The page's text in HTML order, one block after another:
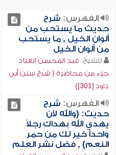
الفهرس: شرح
حديث ما يستحب من
ألوان الخيل , ما يستحب
من ألوان الخيل
للشيخ: عبد المحسن العباد
جزء من محاضرة ( شرح سنن أبي
داود [301])
الفهرس: شرح
حديث: (والله لأن
يهدي الله بهداك رجلاً
واحداً خير لك من حمر
النعم) , فضل نشر العلم